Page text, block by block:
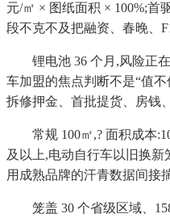
元/㎡ × 图纸面积 × 100%;首
段不克不及把融资、春晚、
锂电池 36 个月,风险正在
车加盟的焦点判断不是“值不
拆修押金、首批提货、房钱
常规 100㎡,? 面积成本
及以上,电动自行车以旧换新
用成熟品牌的汗青数据间接
笼盖 30 个省级区域、158